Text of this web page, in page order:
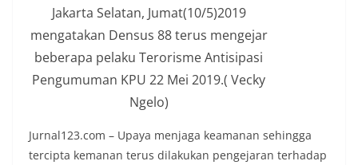
Jakarta Selatan, Jumat(10/5)2019
mengatakan Densus 88 terus mengejar
beberapa pelaku Terorisme Antisipasi
Pengumuman KPU 22 Mei 2019.( Vecky
Ngelo)
Jurnal123.com – Upaya menjaga keamanan sehingga
tercipta kemanan terus dilakukan pengejaran terhadap